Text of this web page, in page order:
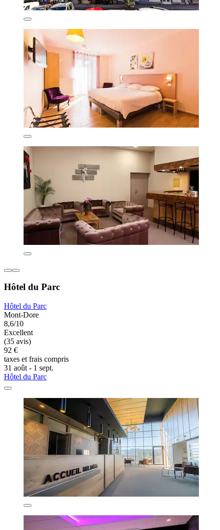
Hôtel du Parc
Hôtel du Parc
Mont-Dore
8,6/10
Excellent
(35 avis)
92 €
taxes et frais compris
31 août - 1 sept.
Hôtel du Parc